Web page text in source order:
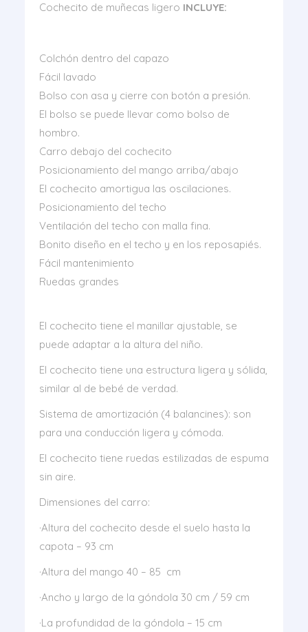
Cochecito de muñecas ligero INCLUYE:
Colchón dentro del capazo
Fácil lavado
Bolso con asa y cierre con botón a presión.
El bolso se puede llevar como bolso de
hombro.
Carro debajo del cochecito
Posicionamiento del mango arriba/abajo
El cochecito amortigua las oscilaciones.
Posicionamiento del techo
Ventilación del techo con malla fina.
Bonito diseño en el techo y en los reposapiés.
Fácil mantenimiento
Ruedas grandes
El cochecito tiene el manillar ajustable, se
puede adaptar a la altura del niño.
El cochecito tiene una estructura ligera y sólida,
similar al de bebé de verdad.
Sistema de amortización (4 balancines): son
para una conducción ligera y cómoda.
El cochecito tiene ruedas estilizadas de espuma
sin aire.
Dimensiones del carro:
·Altura del cochecito desde el suelo hasta la
capota – 93 cm
·Altura del mango 40 – 85 cm
·Ancho y largo de la góndola 30 cm / 59 cm
·La profundidad de la góndola – 15 cm